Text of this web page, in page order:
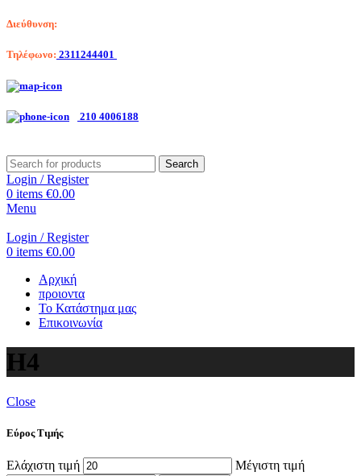
Διεύθυνση:
Τηλέφωνο: 2311244401
210 4006188
Search
Login / Register
0 items €0.00
Menu
Login / Register
0 items €0.00
Αρχική
προιοντα
Το Κατάστημα μας
Επικοινωνία
H4
Close
Εύρος Τιμής
Ελάχιστη τιμή Μέγιστη τιμή